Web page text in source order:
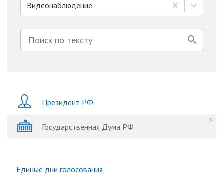
Видеонаблюдение
Президент РФ
Государственная Дума РФ
Единые дни голосования